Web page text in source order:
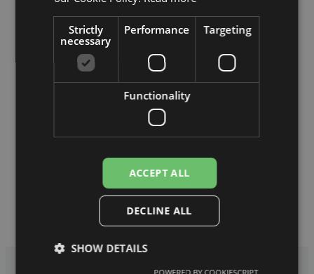
tas ir apzināti.
Komunikācija
Zināt, pie kā strādājam, kāpēc un cik ilgi. Katru mēnesi pilna
atskaite, un darbiem varat sekot ClickUp reāllaikā.
Laravel, Magento, WordPress un React Native. Neliela
Strictly
necessary
Performance Targeting
Functionality
ACCEPT ALL
DECLINE ALL
SHOW DETAILS
POWERED BY COOKIESCRIPT